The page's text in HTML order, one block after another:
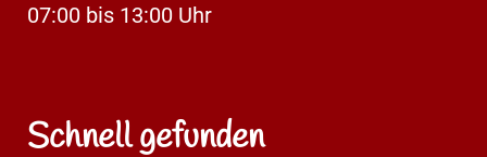
07:00 bis 13:00 Uhr
Schnell gefunden